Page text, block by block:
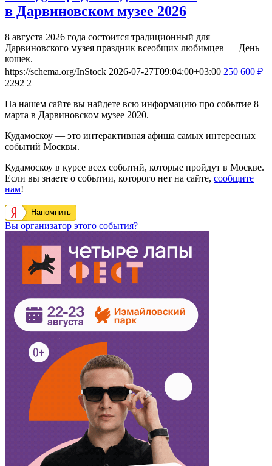
в Дарвиновском музее 2026
8 августа 2026 года состоится традиционный для
Дарвиновского музея праздник всеобщих любимцев — День
кошек.
https://schema.org/InStock 2026-07-27T09:04:00+03:00 250 600 ₽
2292 2
На нашем сайте вы найдете всю информацию про событие 8
марта в Дарвиновском музее 2020.
Кудамоскоу — это интерактивная афиша самых интересных
событий Москвы.
Кудамоскоу в курсе всех событий, которые пройдут в Москве.
Если вы знаете о событии, которого нет на сайте, сообщите
нам!
Напомнить
Вы организатор этого события?